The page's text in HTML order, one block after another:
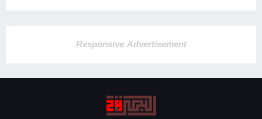
Responsive Advertisement